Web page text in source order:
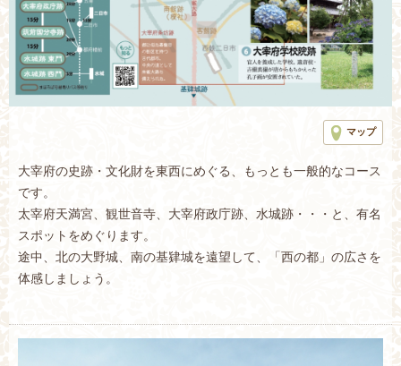
マップ
大宰府の史跡・文化財を東西にめぐる、もっとも一般的なコース
です。
太宰府天満宮、観世音寺、大宰府政庁跡、水城跡・・・と、有名
スポットをめぐります。
途中、北の大野城、南の基肄城を遠望して、「西の都」の広さを
体感しましょう。